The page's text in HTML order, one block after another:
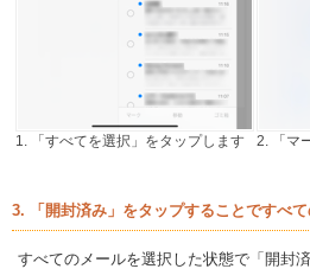
1. 「すべてを選択」をタップします 2. 「マ
3. 「開封済み」をタップすることですべ
すべてのメールを選択した状態で「開封